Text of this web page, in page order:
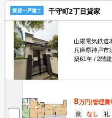
賃貸一戸建て 千守町2丁目貸家
山陽電気鉄道
兵庫県神戸市
築61年
2階建
8万円(管理費
敷
なし 礼